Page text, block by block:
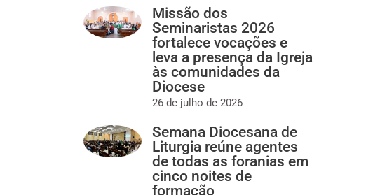
Missão dos
Seminaristas 2026
fortalece vocações e
leva a presença da Igreja
às comunidades da
Diocese
26 de julho de 2026
Semana Diocesana de
Liturgia reúne agentes
de todas as foranias em
cinco noites de
formação